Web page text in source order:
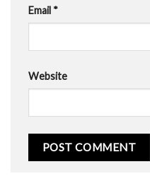
Email *
Website